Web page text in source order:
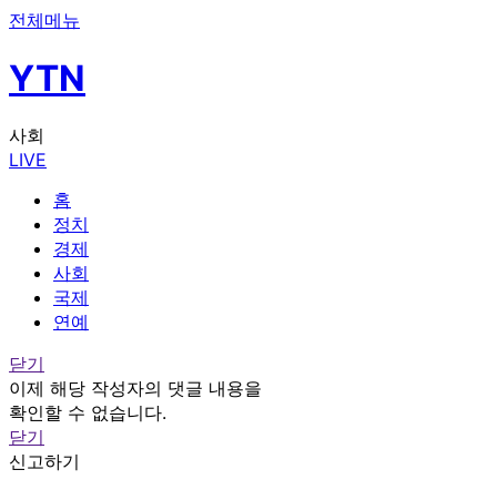
전체메뉴
YTN
사회
LIVE
홈
정치
경제
사회
국제
연예
닫기
이제 해당 작성자의 댓글 내용을
확인할 수 없습니다.
닫기
신고하기